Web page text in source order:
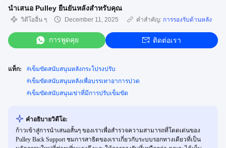
นําเสนอ Pulley ยืนยันหลังสําหรับคุณ
วิดีโออื่น ๆ December 11, 2025 คำสำคัญ: การรองรับด้านหลัง
การพูดคุย ติดต่อเรา
แท็ก: #เข็มขัดสนับสนุนหลังกระโปรงปรับ
#เข็มขัดสนับสนุนหลังเพื่อบรรเทาอาการปวด
#เข็มขัดสนับสนุนเข่าที่มีการปรับเข็มขัด
คำอธิบายวิดีโอ:
ก้าวเข้าสู่การนำเสนอสั้นๆ ของเราเพื่อสำรวจความสามารถที่โดดเด่นของ
Pulley Back Support ชมการสาธิตของเราเกี่ยวกับระบบรอกทางเดียวที่เป็น